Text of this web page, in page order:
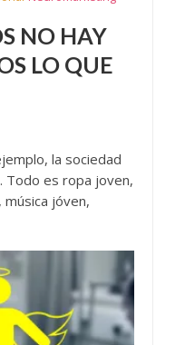
NO HAY
LO QUE
la sociedad
Todo es ropa joven,
jóven,